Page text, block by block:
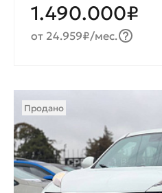
1.490.000₽
от 24.959₽/мес.
Продано